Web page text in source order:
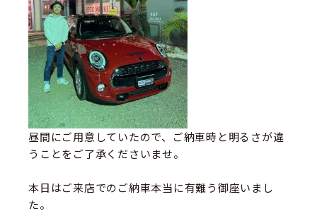
昼間にご用意していたので、ご納車時と明るさが違
うことをご了承くださいませ。
本日はご来店でのご納車本当に有難う御座いまし
た。